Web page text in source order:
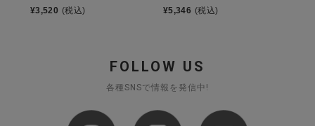
¥3,520 (税込)
¥5,346 (税込)
FOLLOW US
各種SNSで情報を発信中!